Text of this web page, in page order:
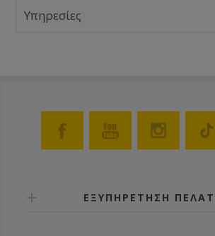
Υπηρεσίες
ΕΞΥΠΗΡΕΤΗΣΗ